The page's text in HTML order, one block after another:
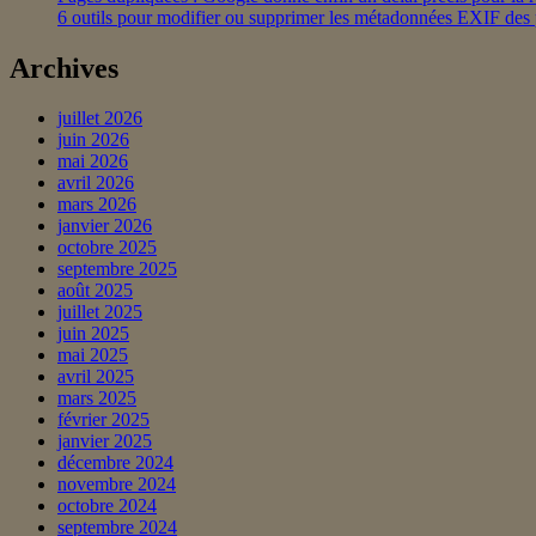
–
partie
Mettez-
le
hors
ligne
#référencement
#seo
#pbn
#référencement_local
6 outils pour modifier ou supprimer les métadonnées EXIF des
Archives
juillet 2026
juin 2026
mai 2026
avril 2026
mars 2026
janvier 2026
octobre 2025
septembre 2025
août 2025
juillet 2025
juin 2025
mai 2025
avril 2025
mars 2025
février 2025
janvier 2025
décembre 2024
novembre 2024
octobre 2024
septembre 2024